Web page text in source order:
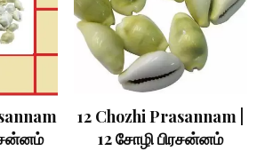
12 Chozhi Prasannam |
12 சோழி பிரசன்னம்